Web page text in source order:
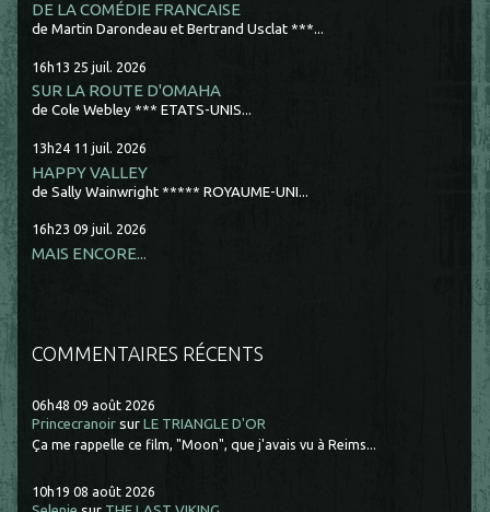
DE LA COMÉDIE FRANCAISE
de Martin Darondeau et Bertrand Usclat ***...
16h13 25 juil. 2026
SUR LA ROUTE D'OMAHA
de Cole Webley *** ETATS-UNIS...
13h24 11 juil. 2026
HAPPY VALLEY
de Sally Wainwright ***** ROYAUME-UNI...
16h23 09 juil. 2026
MAIS ENCORE...
COMMENTAIRES RÉCENTS
06h48 09 août 2026
Princecranoir surLE TRIANGLE D'OR
Ça me rappelle ce film, "Moon", que j'avais vu à Reims...
10h19 08 août 2026